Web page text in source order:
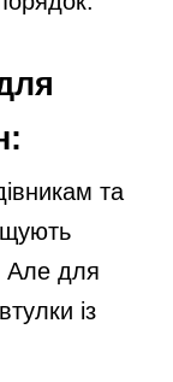
та
Але для
із